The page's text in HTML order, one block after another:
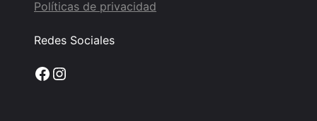
Políticas de privacidad
Redes Sociales
Facebook
Instagram